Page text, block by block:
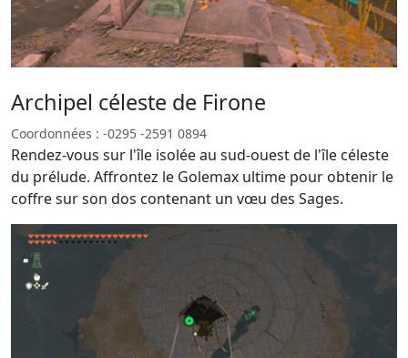
Archipel céleste de Firone
Coordonnées : -0295 -2591 0894
Rendez-vous sur l'île isolée au sud-ouest de l'île céleste
du prélude. Affrontez le Golemax ultime pour obtenir le
coffre sur son dos contenant un vœu des Sages.